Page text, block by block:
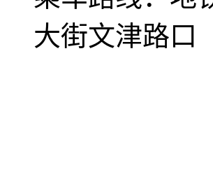
大街文津路口